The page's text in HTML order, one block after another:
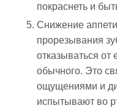
покраснеть и
Снижение
прорезывания
отказываться от
обычного. Это
ощущениями и
испытывают во